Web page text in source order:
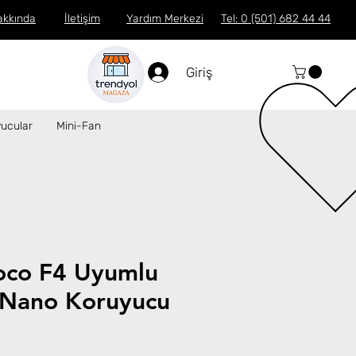
İletişim Yardım Merkezi Tel: 0 (501) 682 44 44
Giriş
Mini-Fan
F4 Uyumlu
Koruyucu